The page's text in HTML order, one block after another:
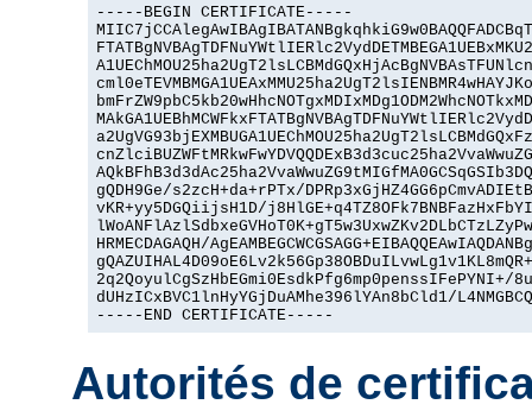
-----BEGIN CERTIFICATE-----
gQDH9Ge/s2zcH+da+rPTx/
vKR+yy5DGQiijsH1D/
HRMECDAGAQH/
2q2QoyulCgSzHbEGmi0EsdkPfg6mp0penssIFePYNI+/
dUHzICxBVC1lnHyYGjDuAMhe396lYAn8bCld1/
-----END CERTIFICATE-----
Autorités de